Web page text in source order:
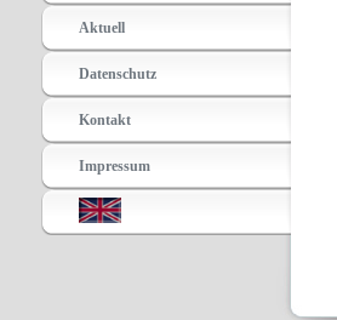
Aktuell
Datenschutz
Kontakt
Impressum